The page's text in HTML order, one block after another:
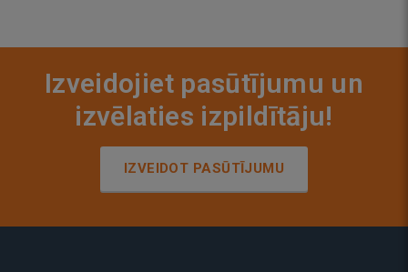
Izveidojiet pasūtījumu un
izvēlaties izpildītāju!
IZVEIDOT PASŪTĪJUMU